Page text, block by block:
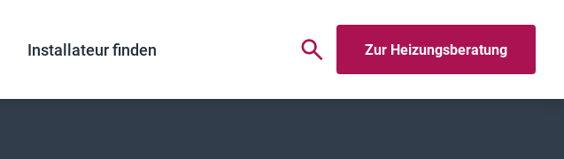
Installateur finden Zur Heizungsberatung